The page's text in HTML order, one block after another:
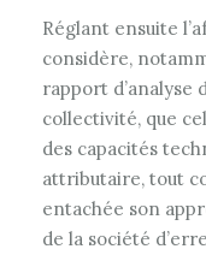
Réglant ensuite
considère,
rapport d’analyse
collectivité, que
des capacités
attributaire, tout
entachée son
de la société